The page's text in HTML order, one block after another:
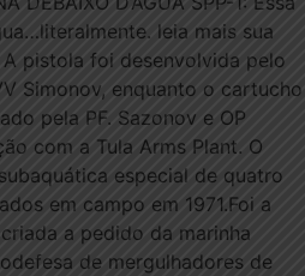
leia mais sua
A pistola foi desenvolvida pelo
Simonov, enquanto o cartucho
pela PF. Sazonov e OP
com a Tula Arms Plant. O
especial de quatro
em campo em 1971.Foi a
a pedido da marinha
de mergulhadores de